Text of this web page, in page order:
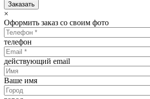
Заказать
×
Оформить заказ со своим фото
телефон
действующий email
Ваше имя